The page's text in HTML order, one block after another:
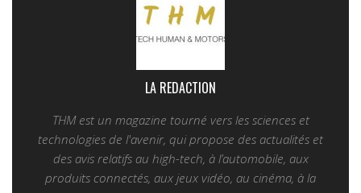
LA REDACTION
THM est un magazine tourné vers les sciences et
technologies de l'avenir, qui propose des actualités et
des avis relatifs au high-tech, à l’automobile, aux
produits connectés, aux jeux vidéo, au cinéma, à la